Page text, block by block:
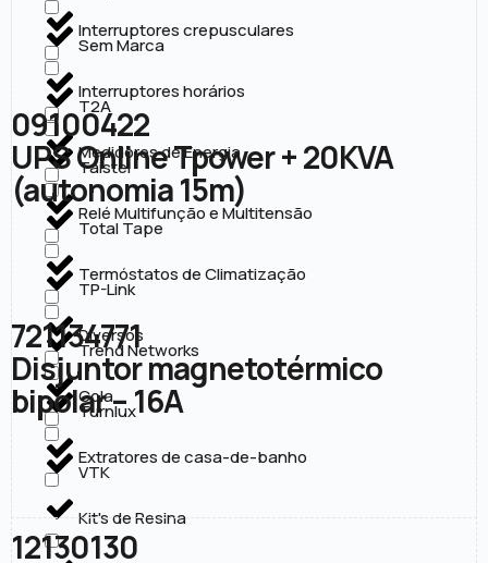
Interruptores crepusculares
Interruptores horários
Medidores de Energia
Relé Multifunção e Multitensão
Termóstatos de Climatização
Diversos
Cola
Extratores de casa-de-banho
Kit's de Resina
Sem Marca
T2A
Taistel
Total Tape
TP-Link
Trend Networks
Turnlux
VTK
09100422
UPS Online Tpower + 20KVA
(autonomia 15m)
721134771
Disjuntor magnetotérmico
bipolar – 16A
12130130